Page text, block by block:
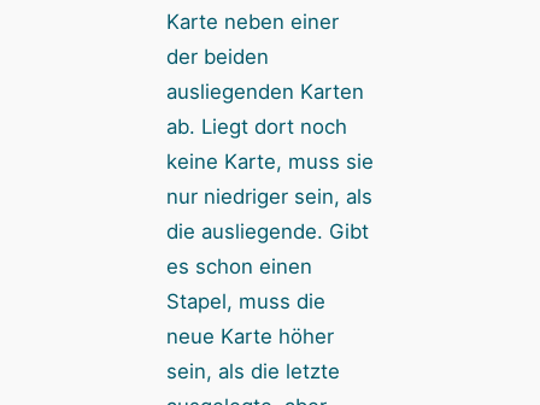
Karte neben einer
der beiden
ausliegenden Karten
ab. Liegt dort noch
keine Karte, muss sie
nur niedriger sein, als
die ausliegende. Gibt
es schon einen
Stapel, muss die
neue Karte höher
sein, als die letzte